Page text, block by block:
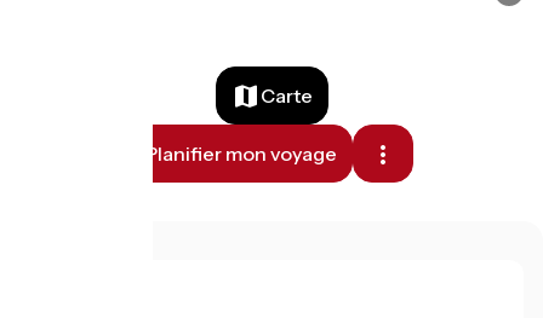
Carte
Planifier mon voyage